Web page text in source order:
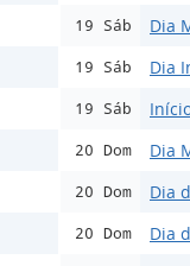
19 Sáb Dia
19 Sáb Dia
19 Sáb
20 Dom Dia
20 Dom Dia
20 Dom Dia